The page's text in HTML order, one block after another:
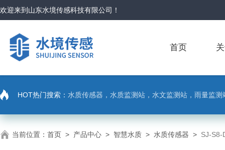
欢迎来到 山东水境传感科技有限公司 ！
首页
HOT热门搜索： 水质传感器，水质监测站，水文监测站，雨量监
当前位置： 首页 > 产品中心 > 智慧水质 > 水质传感器 > SJ-S8-